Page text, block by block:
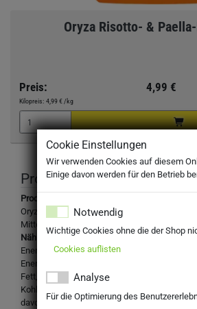
Oryza Risotto- &
Preis: 4,99 €
Kilopreis: 4,99 € /kg
Produktbeschreibung
Produktbezeichnung:
Oryza Risotto- & Paella-Reis 1kg
Mittelkorn Reis
Nährwertangaben je 100g:
Energie: 1.448 kJ
Energie: 342 kcal Fett: 1,1 g
Fett, davon gesättigte Fettsäuren: 0,3 g
Kohlenhydrate: 73 g
davon Zucker: 0,5 g
Cookie Einstellungen
Wir verwenden Cookies auf diesem
Einige davon werden für den Betrieb
Notwendig
Wichtige Cookies ohne die der Shop
Cookies auflisten
Analyse
Für die Optimierung des